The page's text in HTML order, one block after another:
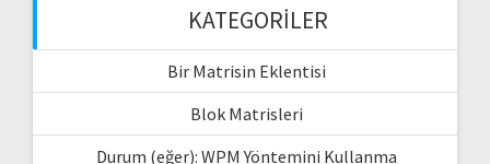
KATEGORILER
Bir Matrisin Eklentisi
Blok Matrisleri
Durum (eğer): WPM Yöntemini Kullanma